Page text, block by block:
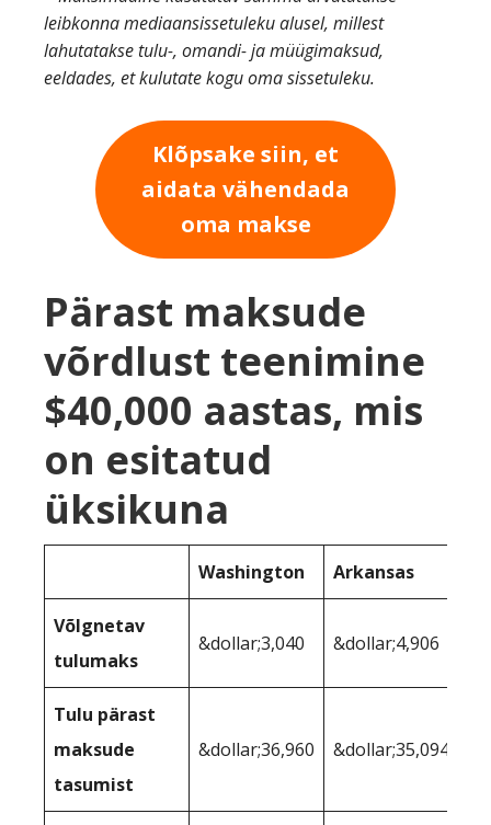
leibkonna mediaansissetuleku alusel, millest
lahutatakse tulu-, omandi- ja müügimaksud,
eeldades, et kulutate kogu oma sissetuleku.
Klõpsake siin, et
aidata vähendada
oma makse
Pärast maksude
võrdlust teenimine
$40,000 aastas, mis
on esitatud
üksikuna
Washington Arkansas
Võlgnetav
tulumaks
&dollar;3,040 &dollar;4,906
Tulu pärast
maksude
tasumist
&dollar;36,960 &dollar;35,094